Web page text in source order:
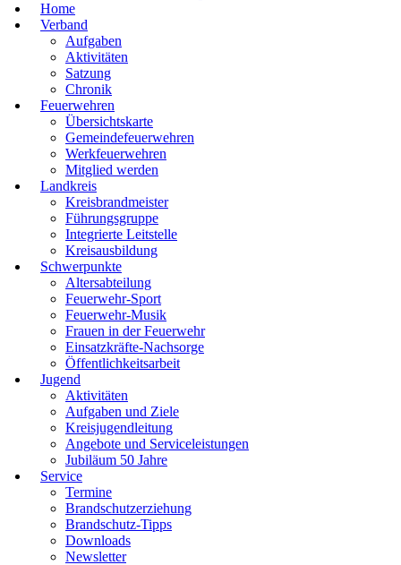
Home
Verband
Aufgaben
Aktivitäten
Satzung
Chronik
Feuerwehren
Übersichtskarte
Gemeindefeuerwehren
Werkfeuerwehren
Mitglied werden
Landkreis
Kreisbrandmeister
Führungsgruppe
Integrierte Leitstelle
Kreisausbildung
Schwerpunkte
Altersabteilung
Feuerwehr-Sport
Feuerwehr-Musik
Frauen in der Feuerwehr
Einsatzkräfte-Nachsorge
Öffentlichkeitsarbeit
Jugend
Aktivitäten
Aufgaben und Ziele
Kreisjugendleitung
Angebote und Serviceleistungen
Jubiläum 50 Jahre
Service
Termine
Brandschutzerziehung
Brandschutz-Tipps
Downloads
Newsletter